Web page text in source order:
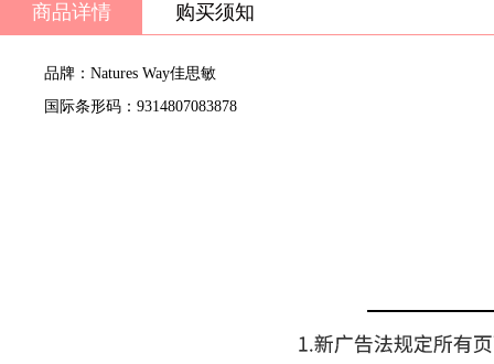
商品详情 购买须知
品牌：Natures Way佳思敏
国际条形码：9314807083878